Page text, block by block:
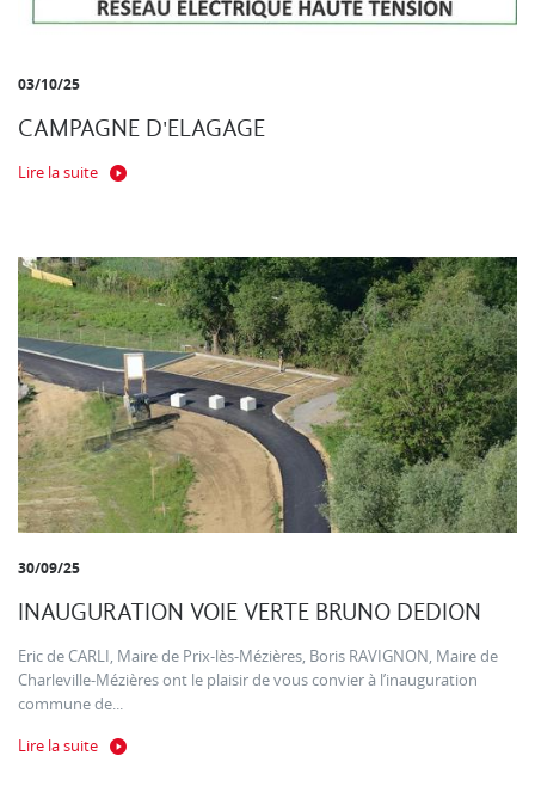
03/10/25
CAMPAGNE D'ELAGAGE
Lire la suite
30/09/25
INAUGURATION VOIE VERTE BRUNO DEDION
Eric de CARLI, Maire de Prix-lès-Mézières, Boris RAVIGNON, Maire de
Charleville-Mézières ont le plaisir de vous convier à l’inauguration
commune de...
Lire la suite